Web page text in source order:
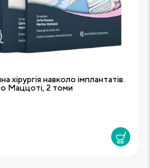
хірургія навколо імплантатів.
Маццоті, 2 томи